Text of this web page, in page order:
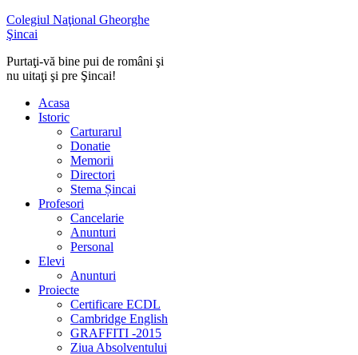
Colegiul Naţional Gheorghe
Şincai
Purtaţi-vă bine pui de români şi
nu uitaţi şi pre Şincai!
Acasa
Istoric
Carturarul
Donatie
Memorii
Directori
Stema Șincai
Profesori
Cancelarie
Anunturi
Personal
Elevi
Anunturi
Proiecte
Certificare ECDL
Cambridge English
GRAFFITI -2015
Ziua Absolventului